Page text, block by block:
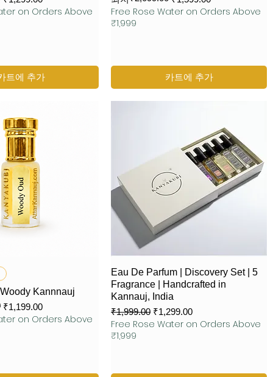
on Orders Above
트에 추가
Free Rose Water on Orders Above
₹1,999
카트에 추가
제품보기
Kannnauj
₹1,199.00
on Orders Above
제품보기
Eau De Parfum | Discovery Set | 5
Fragrance | Handcrafted in
Kannauj, India
일반가
₹1,999.00 할인가
₹1,299.00
Free Rose Water on Orders Above
₹1,999